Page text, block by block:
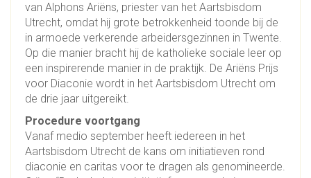
van Alphons Ariëns, priester van het Aartsbisdom
Utrecht, omdat hij grote betrokkenheid toonde bij de
in armoede verkerende arbeidersgezinnen in Twente.
Op die manier bracht hij de katholieke sociale leer op
een inspirerende manier in de praktijk. De Ariëns Prijs
voor Diaconie wordt in het Aartsbisdom Utrecht om
de drie jaar uitgereikt.
Procedure voortgang
Vanaf medio september heeft iedereen in het
Aartsbisdom Utrecht de kans om initiatieven rond
diaconie en caritas voor te dragen als genomineerde.